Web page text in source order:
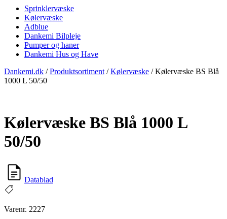
Sprinklervæske
Kølervæske
Adblue
Dankemi Bilpleje
Pumper og haner
Dankemi Hus og Have
Dankemi.dk /Produktsortiment /Kølervæske /Kølervæske BS Blå
1000 L 50/50
Kølervæske BS Blå 1000 L
50/50
Datablad
Varenr. 2227